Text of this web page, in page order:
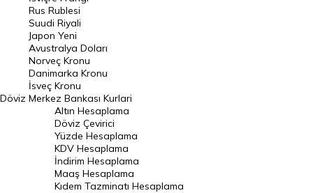
Riyal Kuru
Avustralya Doları
Danimarka Kronu Kuru
Kanada Doları Kuru
Norveç Kronu Kuru
İsveç Kronu Kuru
Japon Yeni Kuru
Serbest Piyasa Döviz Kurları
Merkez Bankası Döviz Kurları
Döviz
Rus Rublesi
Suudi Riyali
Japon Yeni
Avustralya Doları
Norveç Kronu
Danimarka Kronu
İsveç Kronu
Merkez Bankası Kurlari
Altın Hesaplama
Döviz Çevirici
Yüzde Hesaplama
KDV Hesaplama
İndirim Hesaplama
Maaş Hesaplama
Kıdem Tazminatı Hesaplama